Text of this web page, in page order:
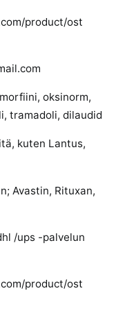
o
o
r
i
product/ost
oksinorm,
tramadoli, dilaudid
kuten Lantus,
Avastin, Rituxan,
/ups -palvelun
product/ost